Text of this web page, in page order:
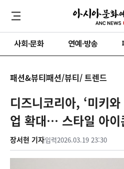
사회·문화 연예·방송
패션&뷰티패션/뷰티/ 트렌드
디즈니코리아, ‘미키
업 확대… 스타일 아이
장서현 기자입력2026.03.19 23:30